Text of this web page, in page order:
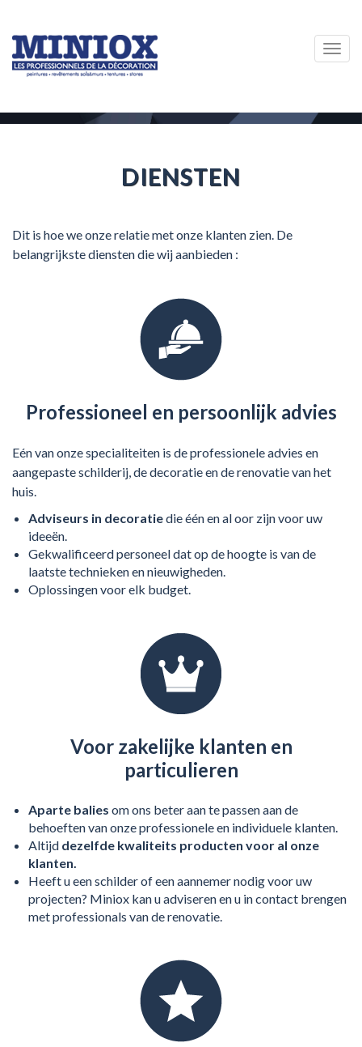
DIENSTEN
Dit is hoe we onze relatie met onze klanten zien. De
belangrijkste diensten die wij aanbieden :
Professioneel en persoonlijk advies
Eén van onze specialiteiten is de professionele advies en
aangepaste schilderij, de decoratie en de renovatie van het
huis.
Adviseurs in decoratiedie één en al oor zijn voor uw
ideeën.
Gekwalificeerd personeel dat op de hoogte is van de
laatste technieken en nieuwigheden.
Oplossingen voor elk budget.
Voor zakelijke klanten en
particulieren
Aparte balies om ons beter aan te passen aan de
behoeften van onze professionele en individuele klanten.
Altijd dezelfde kwaliteits producten voor al onze
klanten.
Heeft u een schilder of een aannemer nodig voor uw
projecten? Miniox kan u adviseren en u in contact brengen
met professionals van de renovatie.